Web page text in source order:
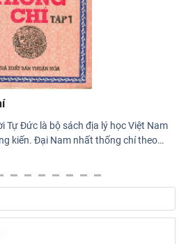
Tự Đức là bộ sách địa lý học Việt Nam
kiến. Đại Nam nhất thống chí theo…